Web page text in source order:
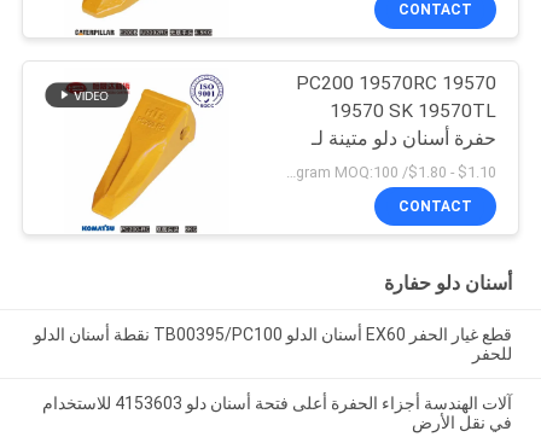
CONTACT
PC200 19570RC 19570
19570 SK 19570TL
حفرة أسنان دلو متينة لـ
كوماتسو
$1.10 - $1.80/ Kilogram MOQ:100 كيلوغرام / كيلوغرام
CONTACT
أسنان دلو حفارة
قطع غيار الحفر EX60 أسنان الدلو TB00395/PC100 نقطة أسنان الدلو
للحفر
آلات الهندسة أجزاء الحفرة أعلى فتحة أسنان دلو 4153603 للاستخدام
في نقل الأرض